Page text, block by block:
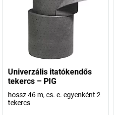
Univerzális itatókendős
tekercs – PIG
hossz 46 m, cs. e. egyenként 2
tekercs